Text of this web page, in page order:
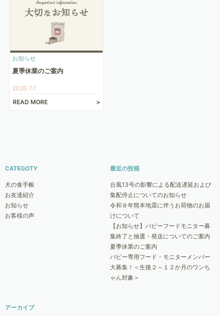
お知らせ
夏季休業のご案内
2026.7.7
READ MORE
CATEGOTY
犬の食手帳
お友達紹介
お知らせ
お客様の声
最近の投稿
台風13号の影響による配送遅延および
集配停止についてのお知らせ
令和８年熊本地震に伴うお荷物のお届
けについて
【お知らせ】パピーフードモニター募
集終了と抽選・発送についてのご案内
夏季休業のご案内
パピー専用フード・モニターメンバー
大募集！＜生後２～１２か月のワンち
ゃん対象＞
アーカイブ